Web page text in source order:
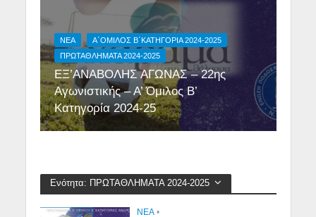
NEA
Α΄ΟΜΙΛΟΣ Β΄ΚΑΤΗΓΟΡΙΑ 2024-2025
ΠΡΩΤΑΘΛΗΜΑΤΑ 2024-2025
ΕΞ’ΑΝΑΒΟΛΗΣ ΑΓΩΝΑΣ – 22ης
Αγωνιστικής – Α’ Όμιλος Β’
Κατηγορία 2024-25
Ενότητα: ΠΡΩΤΑΘΛΗΜΑΤΑ 2024-2025
NEA •